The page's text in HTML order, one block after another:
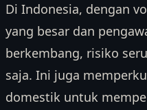
Di Indonesia, dengan
yang besar dan
berkembang, risiko
saja. Ini juga
domestik untuk